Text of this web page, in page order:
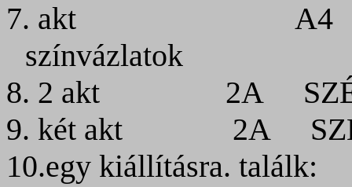
7. akt
A4
színvázlatok
8. 2 akt
2A
9. két akt
2A
10.egy kiállításra. találk: